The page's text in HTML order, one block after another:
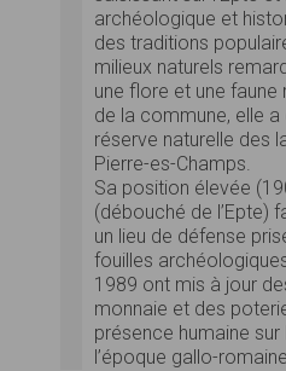
archéologique et
des traditions
milieux naturels
une flore et une faune
de la commune, elle
réserve naturelle des
Pierre-es-Champs.
Sa position élevée
(débouché de l’Epte)
un lieu de défense
fouilles
1989 ont mis à jour
monnaie et des
présence humaine
l’époque gallo-